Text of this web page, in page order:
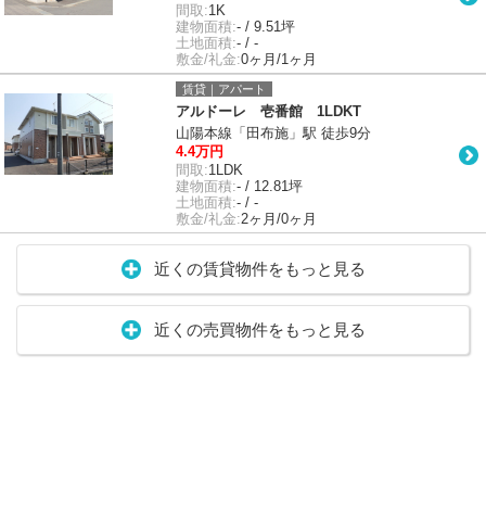
間取:1K
建物面積:- / 9.51坪
土地面積:- / -
敷金/礼金:0ヶ月/1ヶ月
賃貸｜アパート
アルドーレ 壱番館 1LDKT
山陽本線「田布施」駅 徒歩9分
4.4万円
間取:1LDK
建物面積:- / 12.81坪
土地面積:- / -
敷金/礼金:2ヶ月/0ヶ月
近くの賃貸物件をもっと見る
近くの売買物件をもっと見る